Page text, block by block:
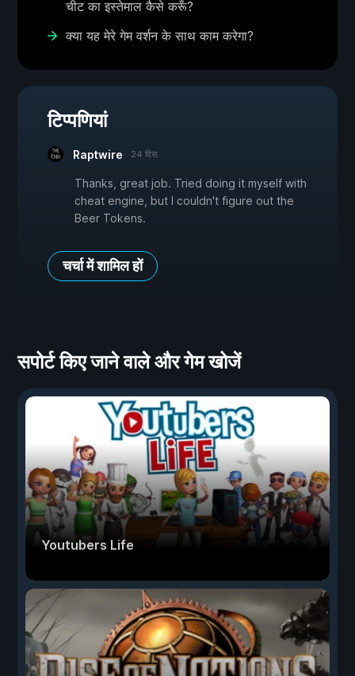
चीट का इस्तेमाल कैसे करूँ?
क्या यह मेरे गेम वर्शन के साथ काम करेगा?
टिप्पणियां
Raptwire 24 दिस.
Thanks, great job. Tried doing it myself with
cheat engine, but I couldn't figure out the
Beer Tokens.
चर्चा में शामिल हों
सपोर्ट किए जाने वाले और गेम खोजें
Youtubers Life